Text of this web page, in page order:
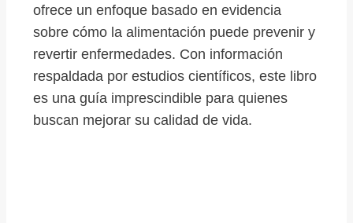
ofrece un enfoque basado en evidencia
sobre cómo la alimentación puede prevenir y
revertir enfermedades. Con información
respaldada por estudios científicos, este libro
es una guía imprescindible para quienes
buscan mejorar su calidad de vida.